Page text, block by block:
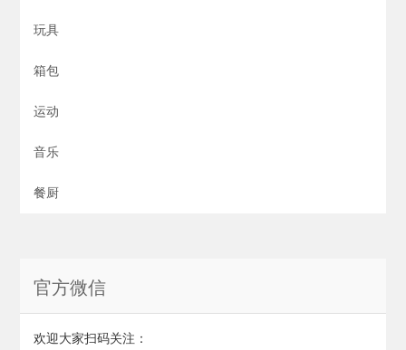
玩具
箱包
运动
音乐
餐厨
官方微信
欢迎大家扫码关注：